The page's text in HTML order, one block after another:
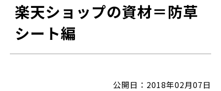
楽天ショップの資材＝防草
シート編
公開日：2018年02月07日